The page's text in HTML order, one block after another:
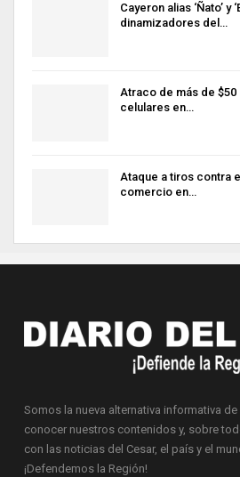
Cayeron alias ‘Ñato’ y
dinamizadores del…
Atraco de más de
celulares en…
Ataque a tiros contra
comercio en…
Somos la nueva alternativa informativa
conocer nuestros contenidos y, sobre
con las noticias del Cesar, el país y el
¡Defendemos la Región!